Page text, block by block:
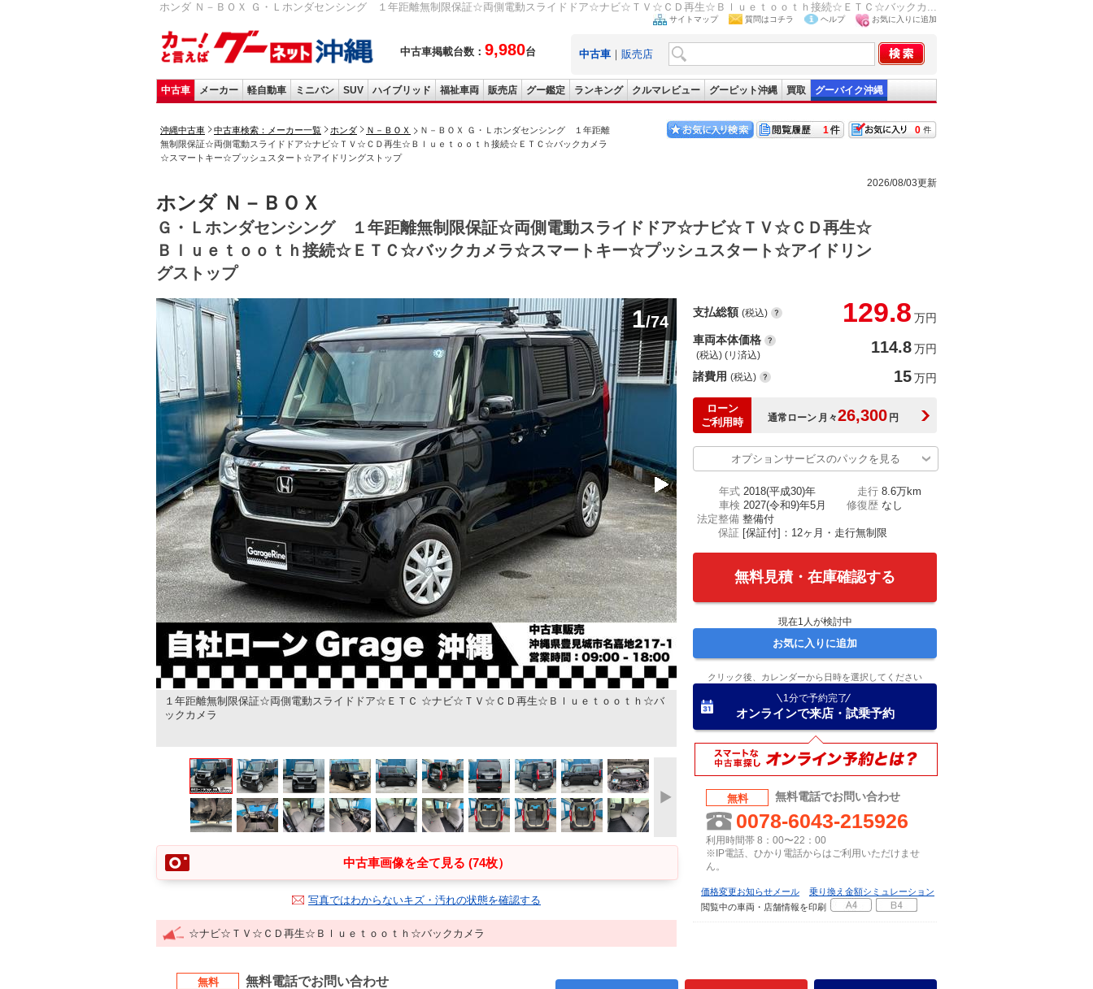
ホンダ Ｎ－ＢＯＸ Ｇ・Ｌホンダセンシング １年距離無制限保証☆両側電動スライドドア☆ナビ☆ＴＶ☆ＣＤ再生☆Ｂｌｕｅｔｏｏｔｈ接続☆ＥＴＣ☆バックカ...
中古車掲載台数： 9,980台
サイトマップ 質問はコチラ ヘルプ お気に入りに追加
中古車 ｜ 販売店
中古車 メーカー 軽自動車 ミニバン SUV ハイブリッド 福祉車両 販売店 グー鑑定 ランキング クルマレビュー グーピット沖縄 買取 グーバイク沖縄
沖縄中古車 中古車検索：メーカー一覧 ホンダ Ｎ－ＢＯＸ
Ｎ－ＢＯＸ Ｇ・Ｌホンダセンシング １年距離
無制限保証☆両側電動スライドドア☆ナビ☆ＴＶ☆ＣＤ再生☆Ｂｌｕｅｔｏｏｔｈ接続☆ＥＴＣ☆バックカメラ
☆スマートキー☆プッシュスタート☆アイドリングストップ
0
1
2026/08/03更新
ホンダ Ｎ－ＢＯＸ
Ｇ・Ｌホンダセンシング １年距離無制限保証☆両側電動スライドドア☆ナビ☆ＴＶ☆ＣＤ再生☆
Ｂｌｕｅｔｏｏｔｈ接続☆ＥＴＣ☆バックカメラ☆スマートキー☆プッシュスタート☆アイドリン
グストップ
１年距離無制限保証☆両側電動スライドドア☆ＥＴＣ ☆ナビ☆ＴＶ☆ＣＤ再生☆Ｂｌｕｅｔｏｏｔｈ☆バ
ックカメラ
1/74
中古車画像を全て見る (74枚）
写真ではわからないキズ・汚れの状態を確認する
☆ナビ☆ＴＶ☆ＣＤ再生☆Ｂｌｕｅｔｏｏｔｈ☆バックカメラ
支払総額 (税込) 129.8 万円
車両本体価格
(税込) (リ済込) 114.8万円
諸費用 (税込) 15万円
ローン
ご利用時
通常ローン 月々26,300 円
オプションサービスのパックを見る
年式 2018(平成30)年 走行 8.6万km
車検 2027(令和9)年5月 修復歴 なし
法定整備 整備付
保証 [保証付]：12ヶ月・走行無制限
無料見積・在庫確認する
現在1 人が検討中
お気に入りに追加
クリック後、カレンダーから日時を選択してください
1分で予約完了
オンラインで来店・試乗予約
無料 無料電話でお問い合わせ
0078-6043-215926
利用時間帯 8：00〜22：00
※IP電話、ひかり電話からはご利用いただけませ
ん。
価格変更お知らせメール
乗り換え金額シミュレーション
閲覧中の車両・店舗情報を印刷
無料 無料電話でお問い合わせ